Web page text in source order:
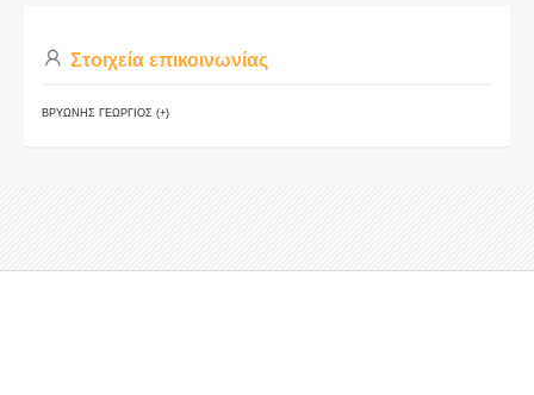
Στοιχεία επικοινωνίας
ΒΡΥΩΝΗΣ ΓΕΩΡΓΙΟΣ (+)